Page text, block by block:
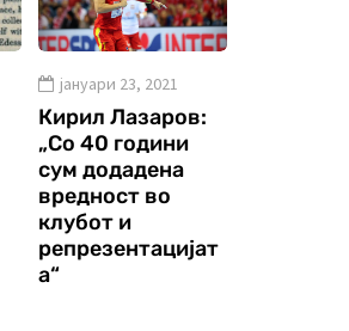
јануари 23, 2021
Кирил Лазаров:
„Со 40 години
сум додадена
вредност во
клубот и
репрезентацијат
а“